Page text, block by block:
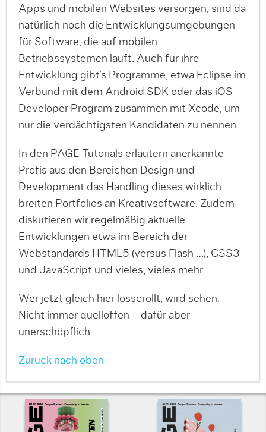
Apps und mobilen Websites versorgen, sind da
natürlich noch die Entwicklungsumgebungen
für Software, die auf mobilen
Betriebssystemen läuft. Auch für ihre
Entwicklung gibt’s Programme, etwa Eclipse im
Verbund mit dem Android SDK oder das iOS
Developer Program zusammen mit Xcode, um
nur die verdächtigsten Kandidaten zu nennen.
In den PAGE Tutorials erläutern anerkannte
Profis aus den Bereichen Design und
Development das Handling dieses wirklich
breiten Portfolios an Kreativsoftware. Zudem
diskutieren wir regelmäßig aktuelle
Entwicklungen etwa im Bereich der
Webstandards HTML5 (versus Flash …), CSS3
und JavaScript und vieles, vieles mehr.
Wer jetzt gleich hier losscrollt, wird sehen:
Nicht immer quelloffen – dafür aber
unerschöpflich …
Zurück nach oben